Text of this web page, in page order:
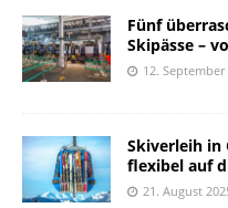
Fünf
Skipässe –
12. September
Skiverleih in
flexibel auf
21. August